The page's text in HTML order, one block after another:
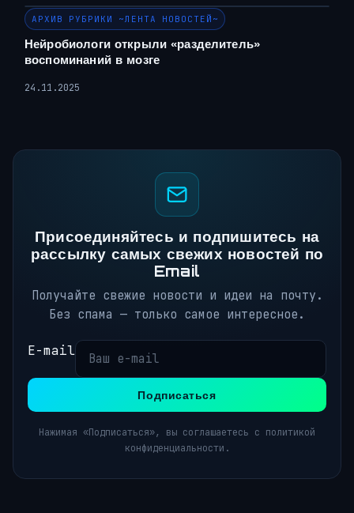
АРХИВ РУБРИКИ ~ЛЕНТА НОВОСТЕЙ~
Нейробиологи открыли «разделитель»
воспоминаний в мозге
24.11.2025
Присоединяйтесь и подпишитесь на
рассылку самых свежих новостей по
Email
Получайте свежие новости и идеи на почту.
Без спама — только самое интересное.
E-mail
Подписаться
Нажимая «Подписаться», вы соглашаетесь с политикой
конфиденциальности.